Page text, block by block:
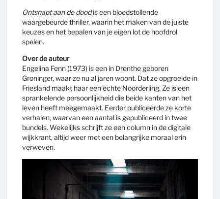
Ontsnapt aan de doodis een bloedstollende
waargebeurde thriller, waarin het maken van de juiste
keuzes en het bepalen van je eigen lot de hoofdrol
spelen.
Over de auteur
Engelina Fenn (1973) is een in Drenthe geboren
Groninger, waar ze nu al jaren woont. Dat ze opgroeide in
Friesland maakt haar een echte Noorderling. Ze is een
sprankelende persoonlijkheid die beide kanten van het
leven heeft meegemaakt. Eerder publiceerde ze korte
verhalen, waarvan een aantal is gepubliceerd in twee
bundels. Wekelijks schrijft ze een column in de digitale
wijkkrant, altijd weer met een belangrijke moraal erin
verweven.